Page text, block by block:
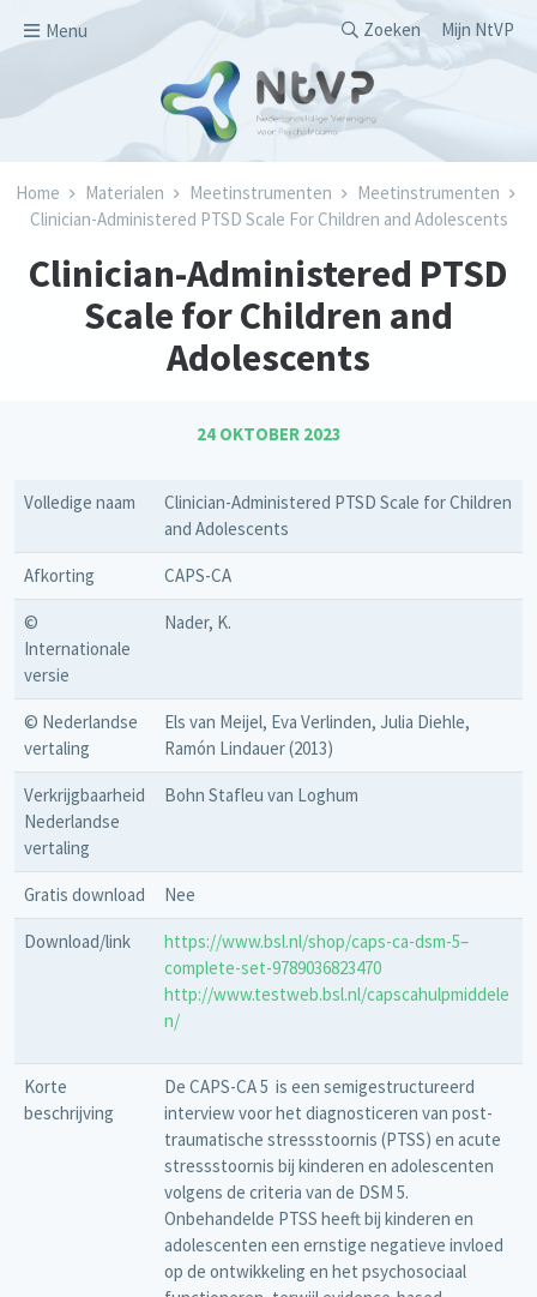
Menu
Secondary
Zoeken Mijn NtVP
Kruimelpad
Home Materialen Meetinstrumenten
Meetinstrumenten
Clinician-Administered PTSD Scale For Children and Adolescents
Clinician-Administered PTSD
Scale for Children and
Adolescents
24 OKTOBER 2023
Volledige naam
Clinician-Administered PTSD Scale for Children
and Adolescents
Afkorting CAPS-CA
©
Internationale
versie
Nader, K.
© Nederlandse
vertaling
Els van Meijel, Eva Verlinden, Julia Diehle,
Ramón Lindauer (2013)
Verkrijgbaarheid
Nederlandse
vertaling
Bohn Stafleu van Loghum
Gratis download Nee
Download/link
https://www.bsl.nl/shop/caps-ca-dsm-5–
complete-set-9789036823470
http://www.testweb.bsl.nl/capscahulpmiddele
n/
Korte
beschrijving
De CAPS-CA 5 is een semigestructureerd
interview voor het diagnosticeren van post-
traumatische stressstoornis (PTSS) en acute
stressstoornis bij kinderen en adolescenten
volgens de criteria van de DSM 5.
Onbehandelde PTSS heeft bij kinderen en
adolescenten een ernstige negatieve invloed
op de ontwikkeling en het psychosociaal